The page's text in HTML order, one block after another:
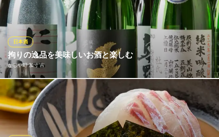
大阪府大阪市中央区千日前1-8-20 高橋ビル1F
べや、初心者の方も飲みやすい日本酒を使用したカクテルをご用
意しております。 甘口から辛口、純米酒から大吟醸まで、ご満足
いただける銘酒にきっと出会えます。 こだわりの京料理と日本酒
は相性抜群ですので、是非お料理とともにご堪能下さい。
全席個室 じぶんどき なんばセントラルイータリー店
日本酒 創作和食 個室
近鉄難波線近鉄日本橋駅 徒歩4分
大阪府大阪市中央区千日前2-8-17 なんばオリエンタルホテル2F
拘りの逸品を美味しいお酒と楽しむ
かじや町 加寸’吉
日本酒
日本酒をはじめ、焼酎やウィスキーなど、全国各地から厳選した
お酒を多彩にご用意しています。ワインも泡、赤、白、ロゼ各種
ございます。お好みのお酒とともに旬の美味しさが詰まったお料
理を存分にご堪能ください。